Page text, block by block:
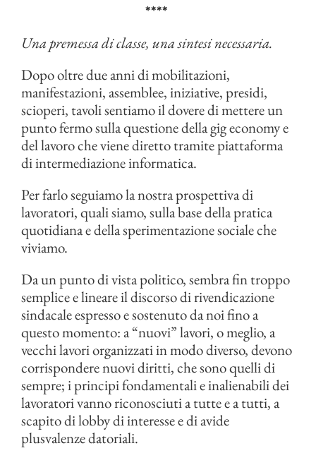
****
Una premessa di classe, una sintesi necessaria.
Dopo oltre due anni di mobilitazioni,
manifestazioni, assemblee, iniziative, presidi,
scioperi, tavoli sentiamo il dovere di mettere un
punto fermo sulla questione della gig economy e
del lavoro che viene diretto tramite piattaforma
di intermediazione informatica.
Per farlo seguiamo la nostra prospettiva di
lavoratori, quali siamo, sulla base della pratica
quotidiana e della sperimentazione sociale che
viviamo.
Da un punto di vista politico, sembra fin troppo
semplice e lineare il discorso di rivendicazione
sindacale espresso e sostenuto da noi fino a
questo momento: a “nuovi” lavori, o meglio, a
vecchi lavori organizzati in modo diverso, devono
corrispondere nuovi diritti, che sono quelli di
sempre; i principi fondamentali e inalienabili dei
lavoratori vanno riconosciuti a tutte e a tutti, a
scapito di lobby di interesse e di avide
plusvalenze datoriali.